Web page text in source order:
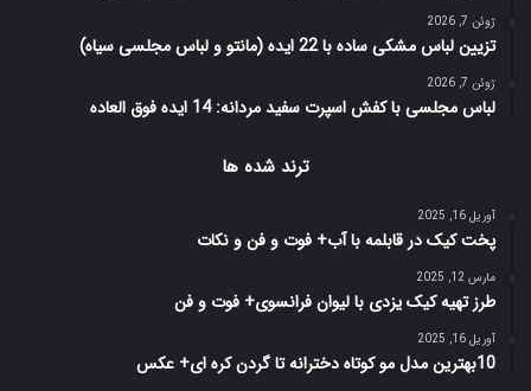
ژوئن 7, 2026
تزیین لباس مشکی ساده با 22 ایده (مانتو و لباس مجلسی سیاه)
ژوئن 7, 2026
لباس مجلسی با کفش اسپرت سفید مردانه: 14 ایده فوق العاده
ترند شده ها
آوریل 16, 2025
پخت کیک در قابلمه با آب+ فوت و فن و نکات
مارس 12, 2025
طرز تهیه کیک یزدی با لیوان فرانسوی+ فوت و فن
آوریل 16, 2025
10بهترین مدل مو کوتاه دخترانه تا گردن کره ای+ عکس